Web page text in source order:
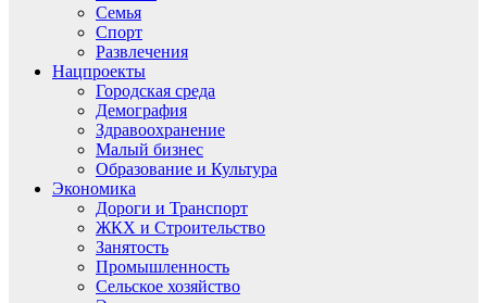
Семья
Спорт
Развлечения
Нацпроекты
Городская среда
Демография
Здравоохранение
Малый бизнес
Образование и Культура
Экономика
Дороги и Транспорт
ЖКХ и Строительство
Занятость
Промышленность
Сельское хозяйство